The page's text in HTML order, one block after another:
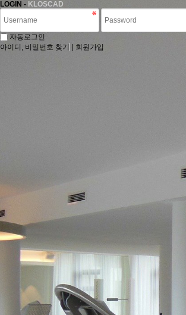
LOGIN - KLOSCAD
자동로그인
아이디, 비밀번호 찾기
회원가입